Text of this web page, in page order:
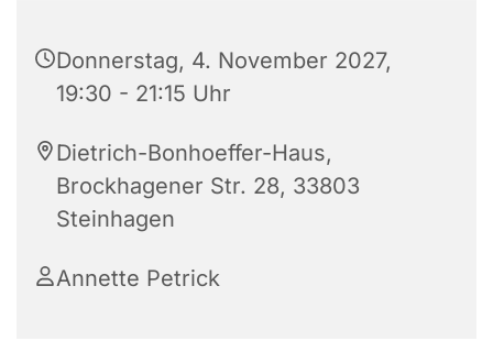
Donnerstag, 4. November 2027,
19:30 - 21:15 Uhr
Dietrich-Bonhoeffer-Haus,
Brockhagener Str. 28, 33803
Steinhagen
Annette Petrick